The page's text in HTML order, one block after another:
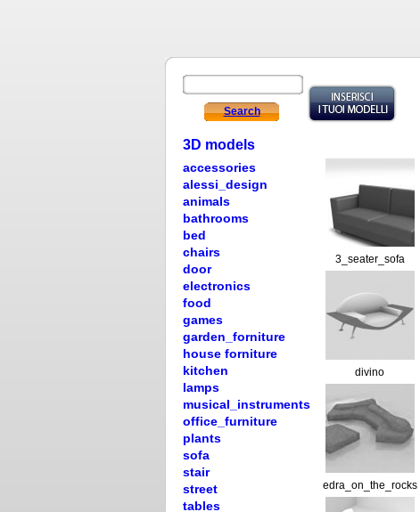
Search
3D models
accessories
alessi_design
animals
bathrooms
bed
chairs
door
electronics
food
games
garden_forniture
house forniture
kitchen
lamps
musical_instruments
office_furniture
plants
sofa
stair
street
tables
3_seater_sofa
divino
edra_on_the_rocks